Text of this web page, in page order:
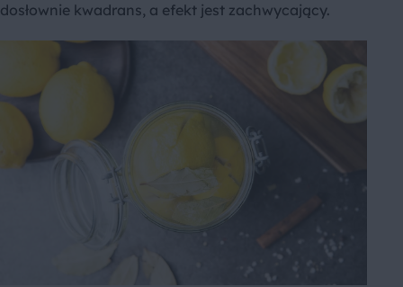
dosłownie kwadrans, a efekt jest zachwycający.